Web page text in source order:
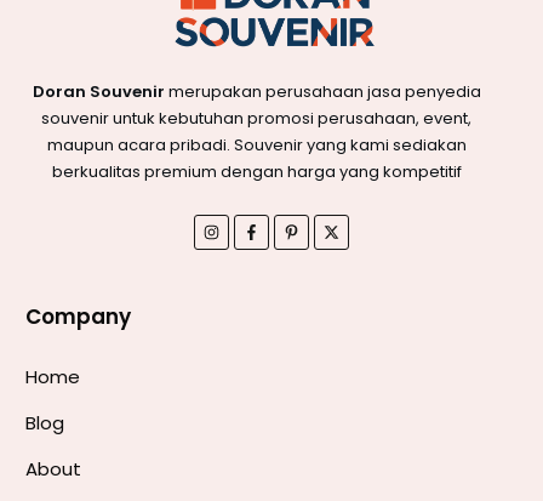
Doran Souvenir merupakan perusahaan jasa penyedia
souvenir untuk kebutuhan promosi perusahaan, event,
maupun acara pribadi. Souvenir yang kami sediakan
berkualitas premium dengan harga yang kompetitif
Company
Home
Blog
About